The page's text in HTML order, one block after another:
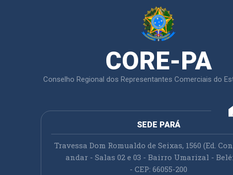
CORE-PA
Conselho Regional dos Representantes Comerciais do
SEDE PARÁ
Travessa Dom Romualdo de Seixas, 1560 (Ed.
andar - Salas 02 e 03 - Bairro Umarizal -
- CEP: 66055-200